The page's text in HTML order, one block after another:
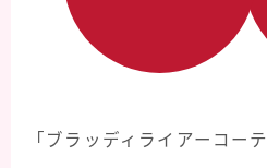
「ブラッディライアーコー